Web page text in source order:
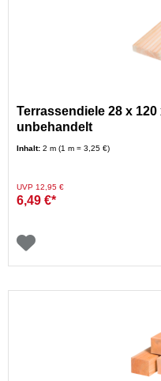
Terrassendiele 28 x
unbehandelt
Inhalt: 2 m (1 m = 3,25 €)
Preis reduziert von
UVP 12,95 €auf
6,49 €*